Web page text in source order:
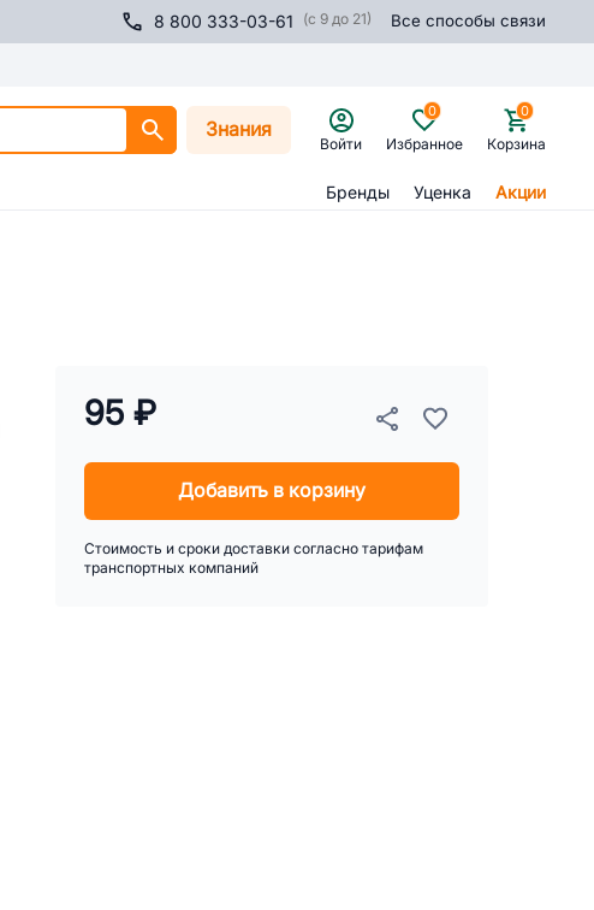
8 800 333-03-61 (с 9 до 21) Все способы связи
Знания
Войти Избранное
0
Корзина
0
Бренды Уценка Акции
95 ₽
Добавить в корзину
Стоимость и сроки доставки согласно тарифам
транспортных компаний